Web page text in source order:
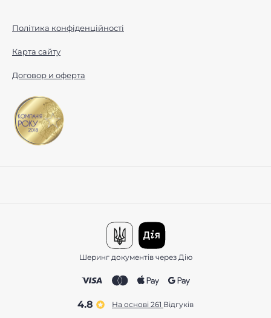
Політика конфіденційності
Карта сайту
Договор и оферта
Шеринг документів через Дію
4.8 На основі 261 відгуків